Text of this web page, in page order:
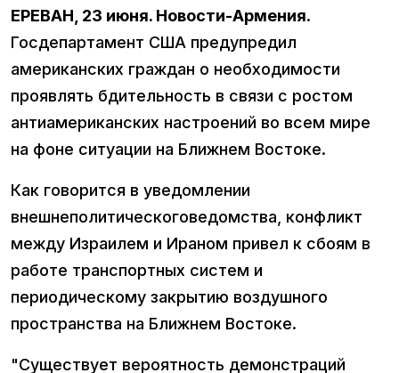
ЕРЕВАН, 23 июня. Новости-Армения.
Госдепартамент США предупредил
американских граждан о необходимости
проявлять бдительность в связи с ростом
антиамериканских настроений во всем мире
на фоне ситуации на Ближнем Востоке.
Как говорится в уведомлении
внешнеполитическоговедомства, конфликт
между Израилем и Ираном привел к сбоям в
работе транспортных систем и
периодическому закрытию воздушного
пространства на Ближнем Востоке.
"Существует вероятность демонстраций